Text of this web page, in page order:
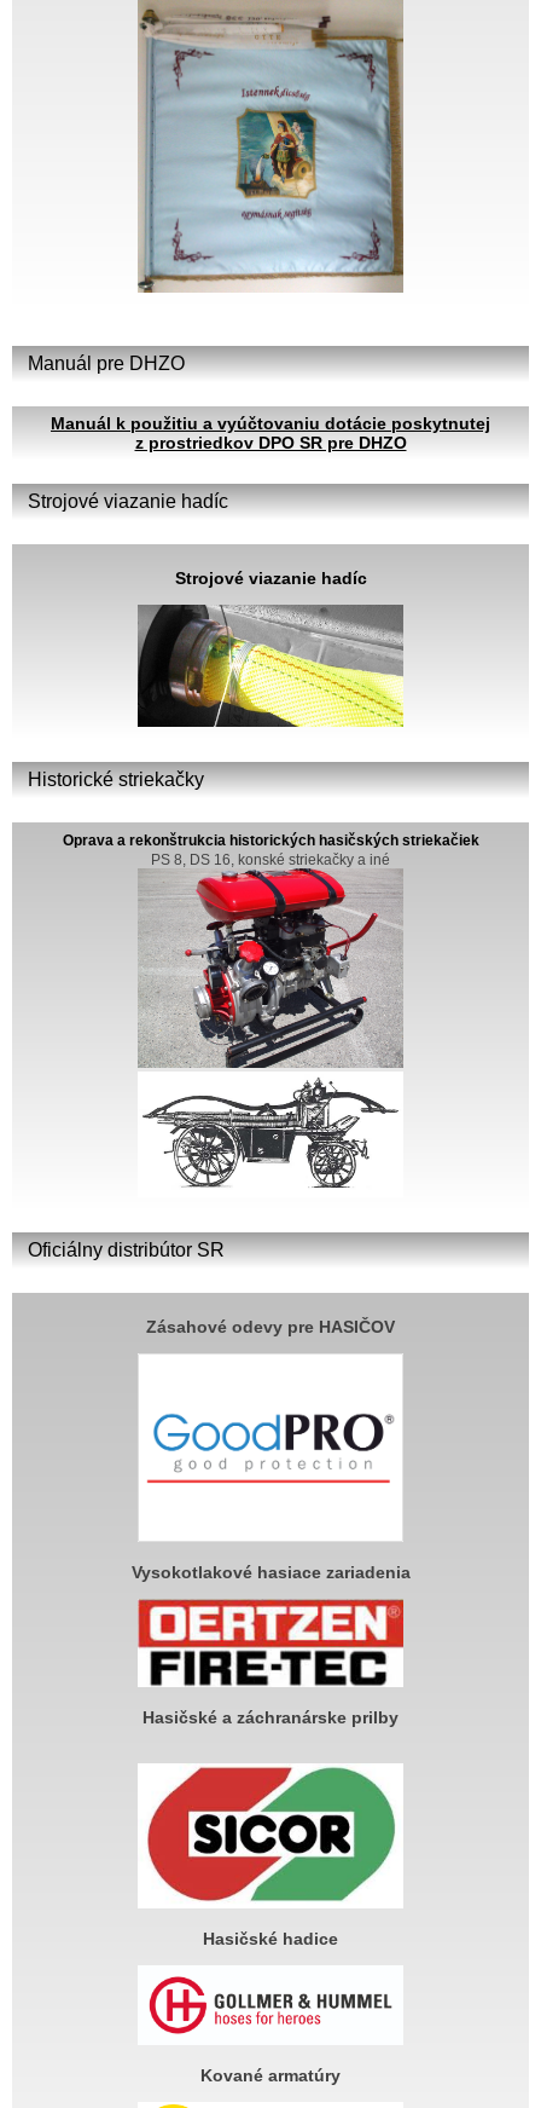
Manuál pre DHZO
Manuál k použitiu a vyúčtovaniu dotácie poskytnutej
z prostriedkov DPO SR pre DHZO
Strojové viazanie hadíc
Strojové viazanie hadíc
Historické striekačky
Oprava a rekonštrukcia historických hasičských striekačiek
PS 8, DS 16, konské striekačky a iné
Oficiálny distribútor SR
Zásahové odevy pre HASIČOV
Vysokotlakové hasiace zariadenia
Hasičské a záchranárske prilby
Hasičské hadice
Kované armatúry